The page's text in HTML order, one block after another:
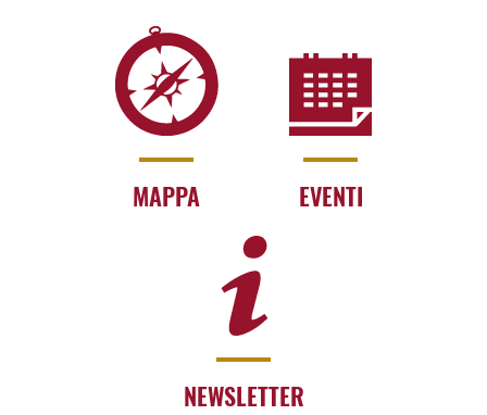
MAPPA EVENTI
NEWSLETTER